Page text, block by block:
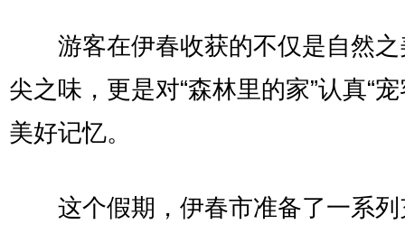
游客在伊春收获的不仅是自然之
尖之味，更是对“森林里的家”认真“宠
美好记忆。
这个假期，伊春市准备了一系列